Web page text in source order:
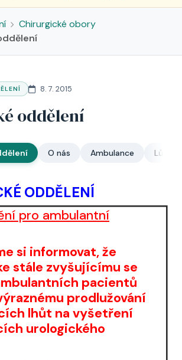
Chirurgické obory
8. 7. 2015
oddělení
O nás Ambulance
ODDĚLENÍ
pro ambulantní
si informovat, že
stále zvyšujícímu se
pacientů
prodlužování
lhůt na vyšetření
urologického